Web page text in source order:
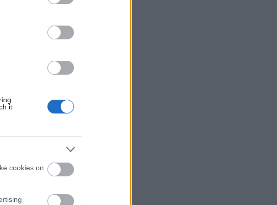
it
cookies on
beste av de
på normalen i
fire og et halvt